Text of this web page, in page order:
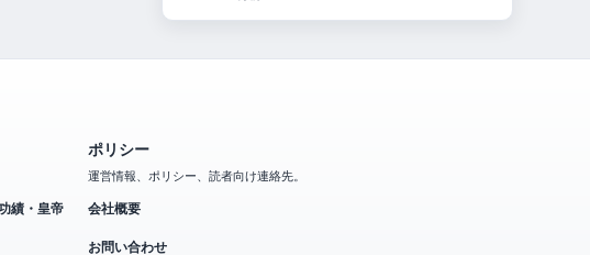
績・皇帝
ポリシー
運営情報、ポリシー、読者向け連絡先。
会社概要
お問い合わせ